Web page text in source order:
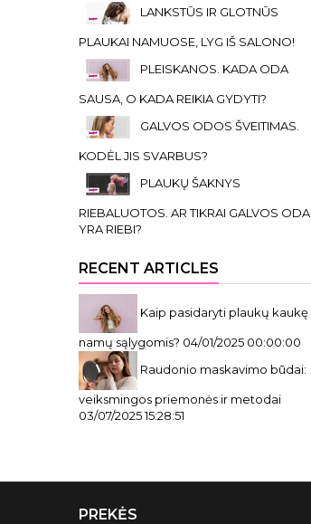
LANKSTŪS IR GLOTNŪS
PLAUKAI NAMUOSE, LYG IŠ SALONO!
PLEISKANOS. KADA ODA
SAUSA, O KADA REIKIA GYDYTI?
GALVOS ODOS ŠVEITIMAS.
KODĖL JIS SVARBUS?
PLAUKŲ ŠAKNYS
RIEBALUOTOS. AR TIKRAI GALVOS ODA
YRA RIEBI?
RECENT ARTICLES
Kaip pasidaryti plaukų kaukę
namų sąlygomis? 04/01/2025 00:00:00
Raudonio maskavimo būdai:
veiksmingos priemonės ir metodai
03/07/2025 15:28:51
PREKĖS